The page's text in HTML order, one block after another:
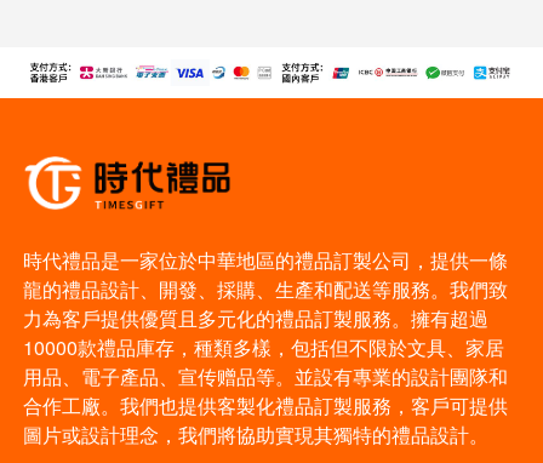
時代禮品是一家位於中華地區的禮品訂製公司，提供一條
龍的禮品設計、開發、採購、生產和配送等服務。我們致
力為客戶提供優質且多元化的禮品訂製服務。擁有超過
10000款禮品庫存，種類多樣，包括但不限於文具、家居
用品、電子產品、宣传赠品等。並設有專業的設計團隊和
合作工廠。我們也提供客製化禮品訂製服務，客戶可提供
圖片或設計理念，我們將協助實現其獨特的禮品設計。